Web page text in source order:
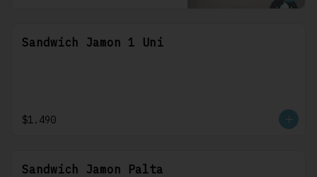
Sandwich Jamon 1 Uni
$1.490
Sandwich Jamon Palta